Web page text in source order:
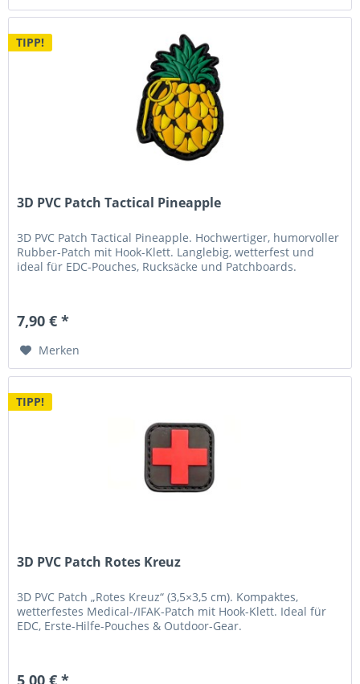
TIPP!
3D PVC Patch Tactical Pineapple
3D PVC Patch Tactical Pineapple. Hochwertiger, humorvoller
Rubber-Patch mit Hook-Klett. Langlebig, wetterfest und
ideal für EDC-Pouches, Rucksäcke und Patchboards.
7,90 € *
Merken
TIPP!
3D PVC Patch Rotes Kreuz
3D PVC Patch „Rotes Kreuz“ (3,5×3,5 cm). Kompaktes,
wetterfestes Medical-/IFAK-Patch mit Hook-Klett. Ideal für
EDC, Erste-Hilfe-Pouches & Outdoor-Gear.
5,00 € *